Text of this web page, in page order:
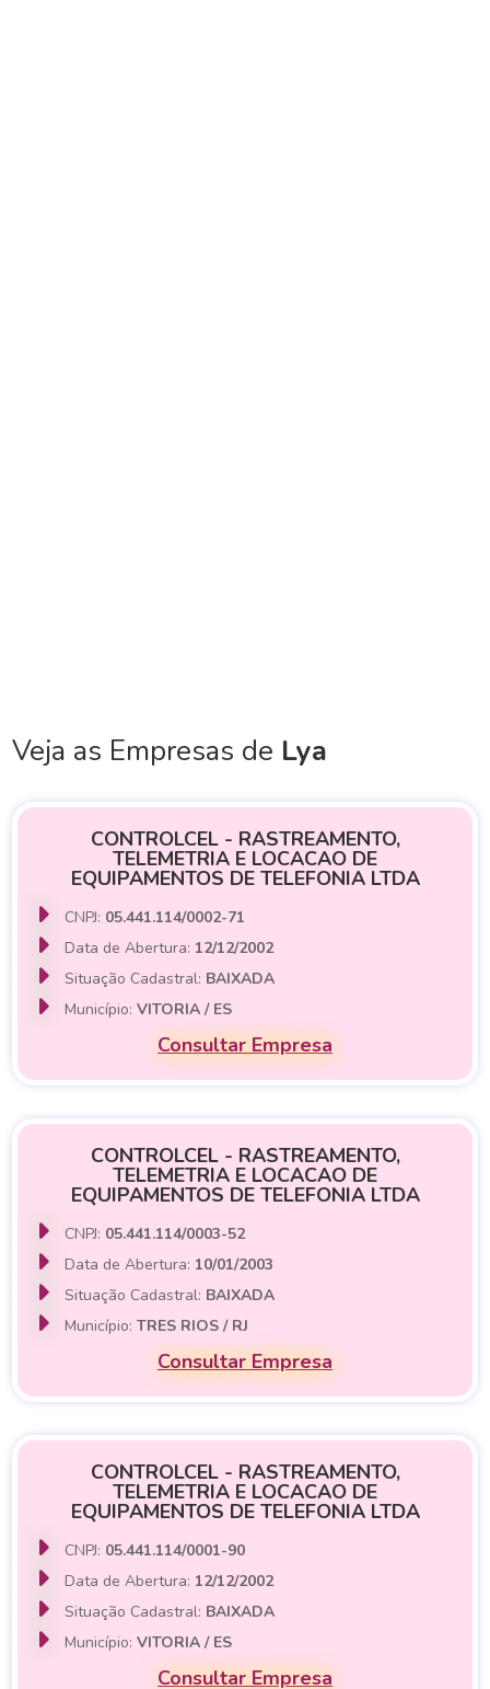
Veja as Empresas de Lya
CONTROLCEL - RASTREAMENTO,
TELEMETRIA E LOCACAO DE
EQUIPAMENTOS DE TELEFONIA LTDA
CNPJ: 05.441.114/0002-71
Data de Abertura: 12/12/2002
Situação Cadastral: BAIXADA
Município:VITORIA / ES
Consultar Empresa
CONTROLCEL - RASTREAMENTO,
TELEMETRIA E LOCACAO DE
EQUIPAMENTOS DE TELEFONIA LTDA
CNPJ: 05.441.114/0003-52
Data de Abertura: 10/01/2003
Situação Cadastral: BAIXADA
Município:TRES RIOS / RJ
Consultar Empresa
CONTROLCEL - RASTREAMENTO,
TELEMETRIA E LOCACAO DE
EQUIPAMENTOS DE TELEFONIA LTDA
CNPJ: 05.441.114/0001-90
Data de Abertura: 12/12/2002
Situação Cadastral: BAIXADA
Município:VITORIA / ES
Consultar Empresa